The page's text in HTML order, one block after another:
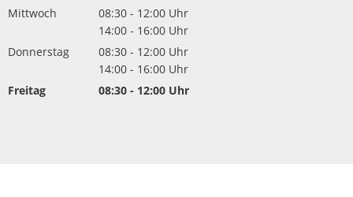
Von 14:00 bis 16:00 Uhr
Mittwoch 08:30 - 12:00 Uhr
Von 08:30 bis 12:00 Uhr
14:00 - 16:00 Uhr
Von 14:00 bis 16:00 Uhr
Donnerstag 08:30 - 12:00 Uhr
Von 08:30 bis 12:00 Uhr
14:00 - 16:00 Uhr
Von 14:00 bis 16:00 Uhr
Freitag 08:30 - 12:00 Uhr